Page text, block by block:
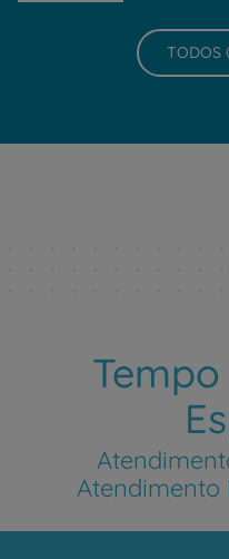
TODOS
Atendimento